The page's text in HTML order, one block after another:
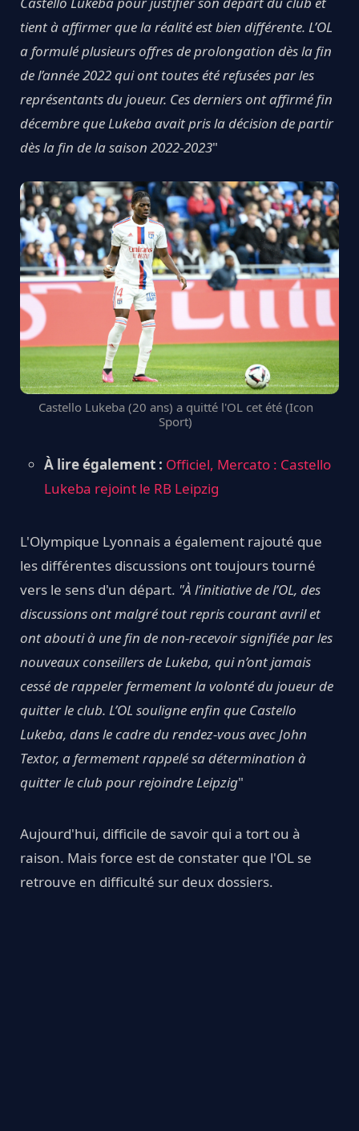
tient à affirmer que la réalité est bien différente. L’OL
a formulé plusieurs offres de prolongation dès la fin
de l’année 2022 qui ont toutes été refusées par les
représentants du joueur. Ces derniers ont affirmé fin
décembre que Lukeba avait pris la décision de partir
dès la fin de la saison 2022-2023"
Castello Lukeba (20 ans) a quitté l'OL cet été (Icon
Sport)
À lire également : Officiel, Mercato : Castello
Lukeba rejoint le RB Leipzig
L'Olympique Lyonnais a également rajouté que
les différentes discussions ont toujours tourné
vers le sens d'un départ. "À l’initiative de l’OL, des
discussions ont malgré tout repris courant avril et
ont abouti à une fin de non-recevoir signifiée par les
nouveaux conseillers de Lukeba, qui n’ont jamais
cessé de rappeler fermement la volonté du joueur de
quitter le club. L’OL souligne enfin que Castello
Lukeba, dans le cadre du rendez-vous avec John
Textor, a fermement rappelé sa détermination à
quitter le club pour rejoindre Leipzig"
Aujourd'hui, difficile de savoir qui a tort ou à
raison. Mais force est de constater que l'OL se
retrouve en difficulté sur deux dossiers.